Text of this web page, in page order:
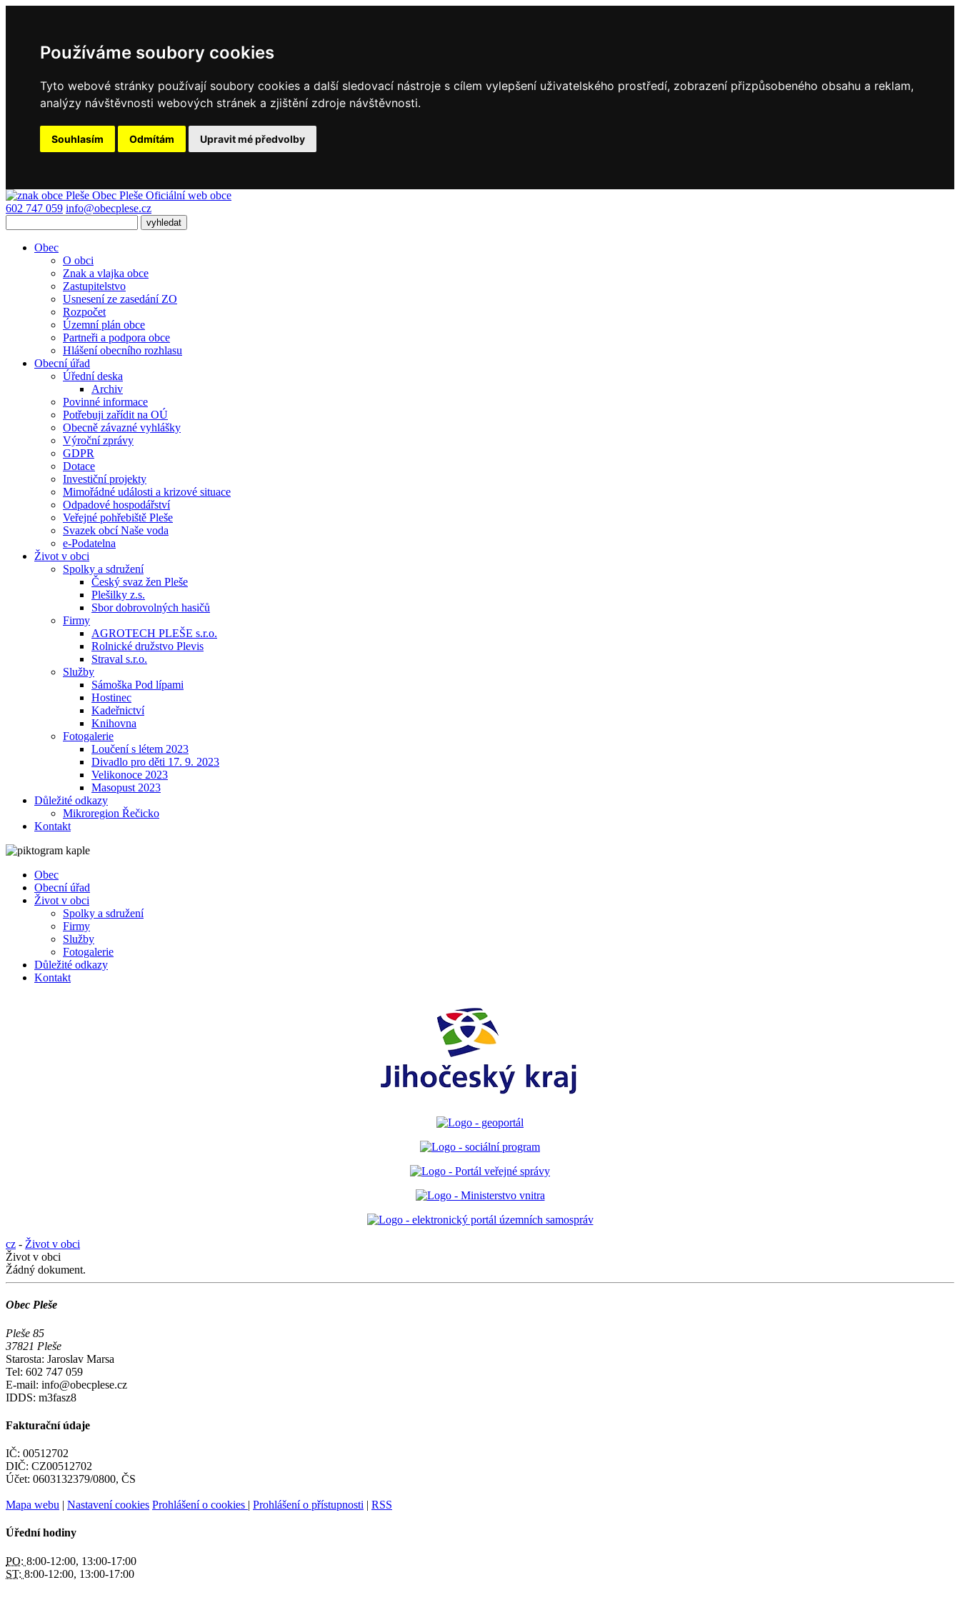
Používáme soubory cookies
Tyto webové stránky používají soubory cookies a další sledovací nástroje s cílem vylepšení uživatelského prostředí, zobrazení přizpůsobeného obsahu a reklam,
analýzy návštěvnosti webových stránek a zjištění zdroje návštěvnosti.
Souhlasím Odmítám Upravit mé předvolby
Obec Pleše Oficiální web obce
602 747 059 info@obecplese.cz
Obec
O obci
Znak a vlajka obce
Zastupitelstvo
Usnesení ze zasedání ZO
Rozpočet
Územní plán obce
Partneři a podpora obce
Hlášení obecního rozhlasu
Obecní úřad
Úřední deska
Archiv
Povinné informace
Potřebuji zařídit na OÚ
Obecně závazné vyhlášky
Výroční zprávy
GDPR
Dotace
Investiční projekty
Mimořádné události a krizové situace
Odpadové hospodářství
Veřejné pohřebiště Pleše
Svazek obcí Naše voda
e-Podatelna
Život v obci
Spolky a sdružení
Český svaz žen Pleše
Plešilky z.s.
Sbor dobrovolných hasičů
Firmy
AGROTECH PLEŠE s.r.o.
Rolnické družstvo Plevis
Straval s.r.o.
Služby
Sámoška Pod lípami
Hostinec
Kadeřnictví
Knihovna
Fotogalerie
Loučení s létem 2023
Divadlo pro děti 17. 9. 2023
Velikonoce 2023
Masopust 2023
Důležité odkazy
Mikroregion Řečicko
Kontakt
Obec
Obecní úřad
Život v obci
Spolky a sdružení
Firmy
Služby
Fotogalerie
Důležité odkazy
Kontakt
cz - Život v obci
Život v obci
Žádný dokument.
Obec Pleše
Pleše 85
37821 Pleše
Starosta: Jaroslav Marsa
Tel: 602 747 059
E-mail: info@obecplese.cz
IDDS: m3fasz8
Fakturační údaje
IČ: 00512702
DIČ: CZ00512702
Účet: 0603132379/0800, ČS
Mapa webu | Nastavení cookies Prohlášení o cookies | Prohlášení o přístupnosti | RSS
Úřední hodiny
PO: 8:00-12:00, 13:00-17:00
ST: 8:00-12:00, 13:00-17:00